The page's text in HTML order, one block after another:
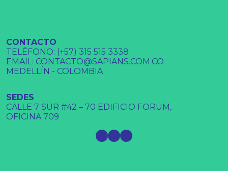
CONTACTO
TELÉFONO: (+57) 315 515 3338
EMAIL: CONTACTO@SAPIANS.COM.CO
MEDELLÍN - COLOMBIA
SEDES
CALLE 7 SUR #42 – 70 EDIFICIO FORUM,
OFICINA 709
Instagram
Facebook
LinkedIn